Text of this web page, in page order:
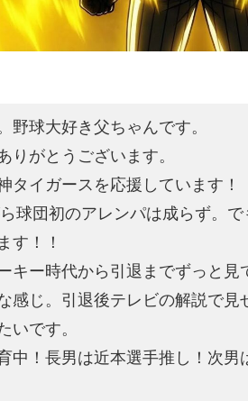
野球大好き父ちゃんです。
りがとうございます。
タイガースを応援しています！
球団初のアレンパは成らず。
す！！
キー時代から引退までずっと見
感じ。引退後テレビの解説で見
いです。
中！長男は近本選手推し！次男